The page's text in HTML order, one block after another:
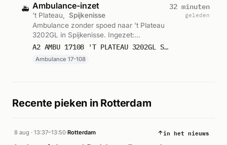
🚑 Ambulance-inzet
't Plateau,
Spijkenisse
Ambulance zonder spoed naar 't Plateau
3202GL in Spijkenisse. Ingezet:
Ambulance 17-108. Gemeld om 13:35.
A2 AMBU 17108 'T PLATEAU 3202GL SPIJKENISSE SPIJKN BON 122859
Ambulance 17-108
32 minuten
geleden
Recente pieken in Rotterdam
8 aug · 13:37–13:50·Rotterdam in het nieuws